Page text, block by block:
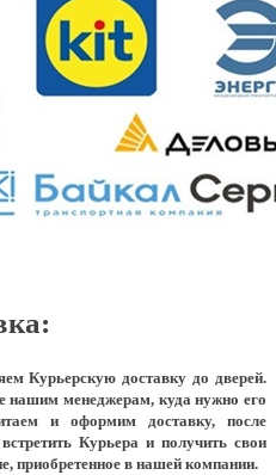
Курьерскую доставку до дверей.
нашим менеджерам, куда нужно его
и оформим доставку, после
Курьера и получить свои
приобретенное в нашей компании.